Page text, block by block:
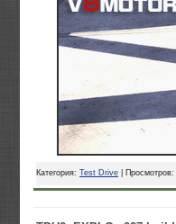
Категория: Test Drive |